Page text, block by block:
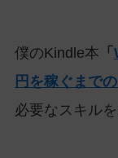
僕のKindle本 「
円を稼ぐまで
必要なスキル